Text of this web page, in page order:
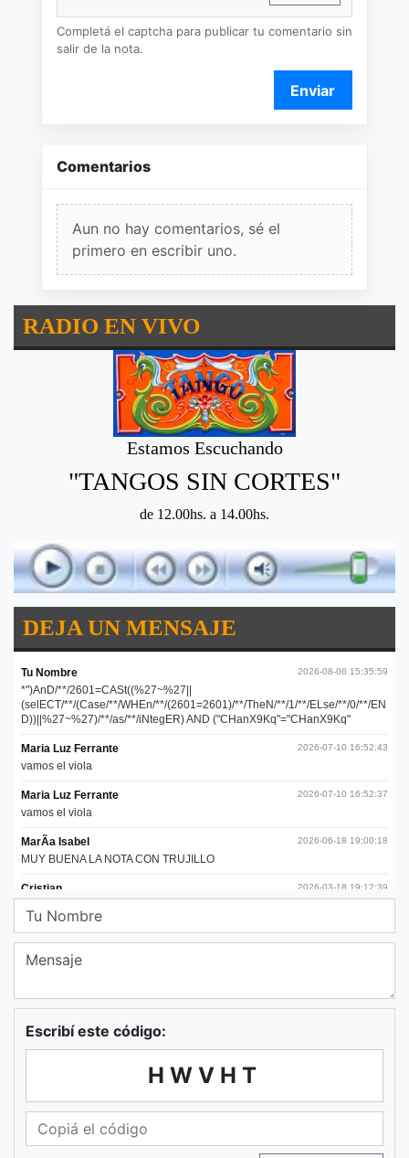
Completá el captcha para publicar tu comentario sin
salir de la nota.
Enviar
Comentarios
Aun no hay comentarios, sé el
primero en escribir uno.
RADIO EN VIVO
Estamos Escuchando
"TANGOS SIN CORTES"
de 12.00hs. a 14.00hs.
DEJA UN MENSAJE
Escribí este código:
HWVHT